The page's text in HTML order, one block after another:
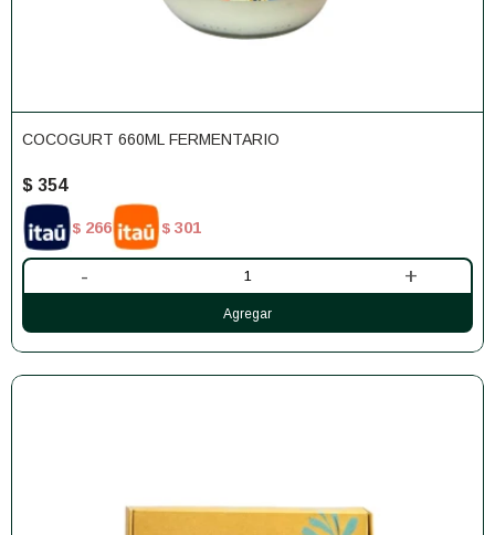
COCOGURT 660ML FERMENTARIO
$ 354
$ 266 $ 301
- +